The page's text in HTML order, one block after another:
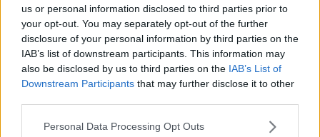
us or personal information disclosed to third parties prior to
your opt-out. You may separately opt-out of the further
disclosure of your personal information by third parties on the
IAB’s list of downstream participants. This information may
also be disclosed by us to third parties on the IAB’s List of
Downstream Participants that may further disclose it to other
Personal Data Processing Opt Outs
compreso il Comune, contribuiranno a creare una nuova banca dati
di persone e famiglie autonome fino a due mesi fa, che oggi
autonome non lo sono più. Sono le vittime economiche del Covid
19. Inoltre, in collaborazione con i servizi sociali del Comune, ci
siamo dati il compito di ridefinire gli strumenti con cui vengono
valutate le condizioni di vita della popolazione. E' impossibile, alla
luce di quello che è successo, continuare a muoversi con gli stessi